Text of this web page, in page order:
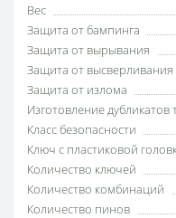
Вес
Защита от бампинга
Защита от вырывания
Защита от высверливания
Защита от излома
Изготовление дубликатов
Класс безопасности
Ключ с пластиковой
Количество ключей
Количество комбинаций
Количество пинов